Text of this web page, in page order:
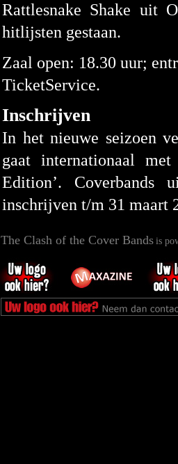
Rattlesnake Shake uit
hitlijsten gestaan.
Zaal open: 18.30 uur;
TicketService.
Inschrijven
In het nieuwe seizoen
gaat internationaal
Edition’. Coverbands
inschrijven t/m 31 maart
The Clash of the Cover Bands is